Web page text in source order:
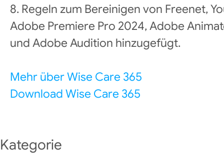
8. Regeln zum Bereinigen von Freenet,
Adobe Premiere Pro 2024, Adobe
und Adobe Audition hinzugefügt.
Mehr über Wise Care 365
Download Wise Care 365
Kategorie